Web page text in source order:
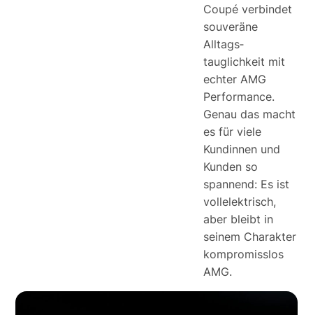
Coupé verbindet
souveräne
Alltags­
tauglichkeit mit
echter AMG
Performance.
Genau das macht
es für viele
Kundinnen und
Kunden so
spannend: Es ist
vollelektrisch,
aber bleibt in
seinem Charakter
kompromisslos
AMG.